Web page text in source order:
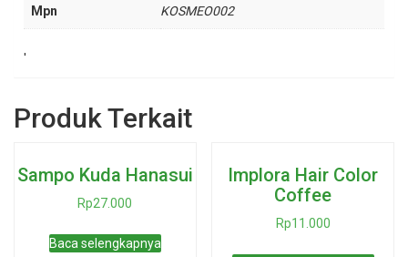
Mpn KOSMEO002
'
Produk Terkait
Sampo Kuda Hanasui
Rp27.000
Baca selengkapnya
Implora Hair Color
Coffee
Rp11.000